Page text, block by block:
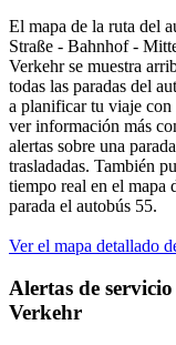
El mapa de la ruta del
Straße - Bahnhof -
Verkehr se muestra
todas las paradas del
a planificar tu viaje con
ver información más
alertas sobre una
trasladadas. También
tiempo real en el mapa
parada el autobús 55.
Ver el mapa detallado
Alertas de
Verkehr